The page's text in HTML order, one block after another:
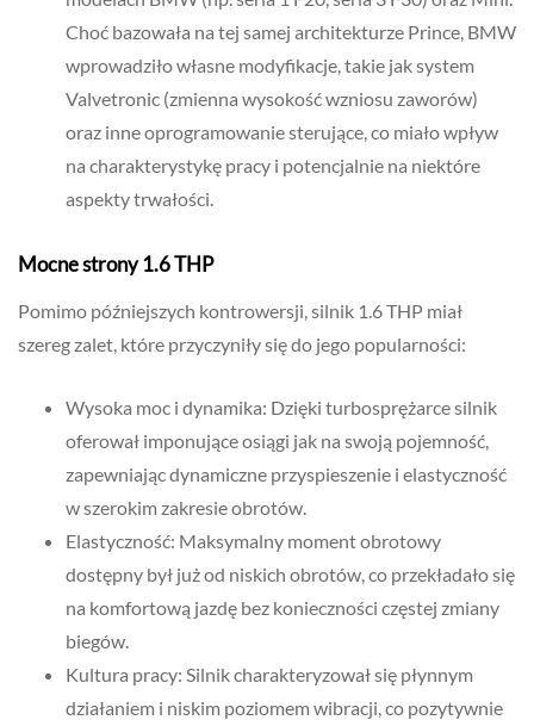
Choć bazowała na tej samej architekturze Prince, BMW
wprowadziło własne modyfikacje, takie jak system
Valvetronic (zmienna wysokość wzniosu zaworów)
oraz inne oprogramowanie sterujące, co miało wpływ
na charakterystykę pracy i potencjalnie na niektóre
aspekty trwałości.
Mocne strony 1.6 THP
Pomimo późniejszych kontrowersji, silnik 1.6 THP miał
szereg zalet, które przyczyniły się do jego popularności:
Wysoka moc i dynamika: Dzięki turbosprężarce silnik
oferował imponujące osiągi jak na swoją pojemność,
zapewniając dynamiczne przyspieszenie i elastyczność
w szerokim zakresie obrotów.
Elastyczność: Maksymalny moment obrotowy
dostępny był już od niskich obrotów, co przekładało się
na komfortową jazdę bez konieczności częstej zmiany
biegów.
Kultura pracy: Silnik charakteryzował się płynnym
działaniem i niskim poziomem wibracji, co pozytywnie